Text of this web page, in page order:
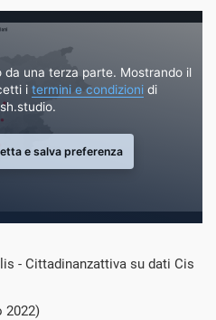
una terza parte. Mostrando il
i termini e condizioni di
e salva preferenza
- Cittadinanzattiva su dati Cis
2022)